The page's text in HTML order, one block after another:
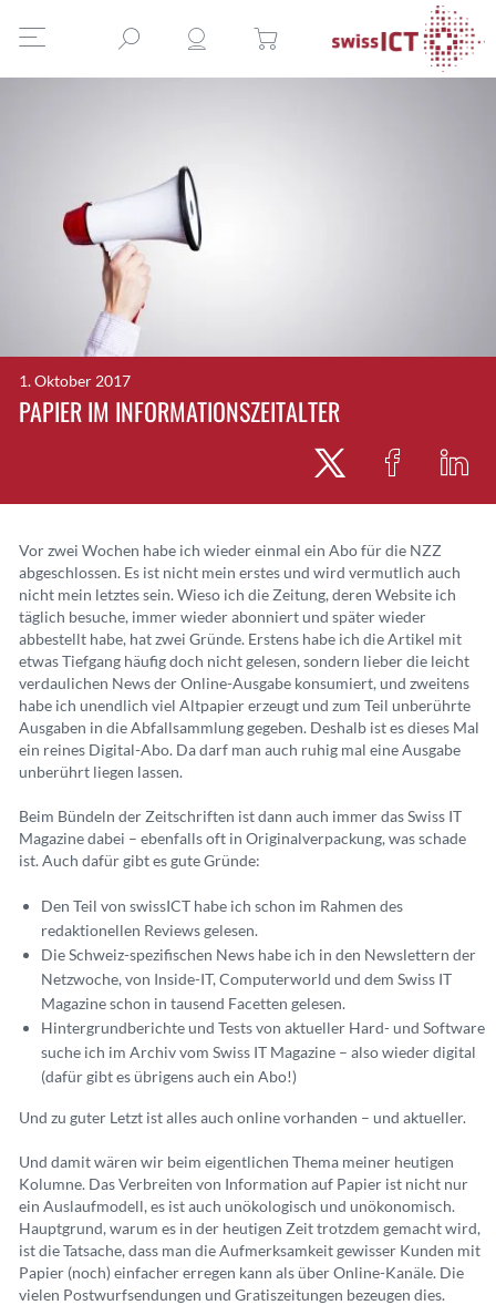
1. Oktober 2017
PAPIER IM INFORMATIONSZEITALTER
Vor zwei Wochen habe ich wieder einmal ein Abo für die NZZ
abgeschlossen. Es ist nicht mein erstes und wird vermutlich auch
nicht mein letztes sein. Wieso ich die Zeitung, deren Website ich
täglich besuche, immer wieder abonniert und später wieder
abbestellt habe, hat zwei Gründe. Erstens habe ich die Artikel mit
etwas Tiefgang häufig doch nicht gelesen, sondern lieber die leicht
verdaulichen News der Online-Ausgabe konsumiert, und zweitens
habe ich unendlich viel Altpapier erzeugt und zum Teil unberührte
Ausgaben in die Abfallsammlung gegeben. Deshalb ist es dieses Mal
ein reines Digital-Abo. Da darf man auch ruhig mal eine Ausgabe
unberührt liegen lassen.
Beim Bündeln der Zeitschriften ist dann auch immer das Swiss IT
Magazine dabei – ebenfalls oft in Originalverpackung, was schade
ist. Auch dafür gibt es gute Gründe:
Den Teil von swissICT habe ich schon im Rahmen des
redaktionellen Reviews gelesen.
Die Schweiz-spezifischen News habe ich in den Newslettern der
Netzwoche, von Inside-IT, Computerworld und dem Swiss IT
Magazine schon in tausend Facetten gelesen.
Hintergrundberichte und Tests von aktueller Hard- und Software
suche ich im Archiv vom Swiss IT Magazine – also wieder digital
(dafür gibt es übrigens auch ein Abo!)
Und zu guter Letzt ist alles auch online vorhanden – und aktueller.
Und damit wären wir beim eigentlichen Thema meiner heutigen
Kolumne. Das Verbreiten von Information auf Papier ist nicht nur
ein Auslaufmodell, es ist auch unökologisch und unökonomisch.
Hauptgrund, warum es in der heutigen Zeit trotzdem gemacht wird,
ist die Tatsache, dass man die Aufmerksamkeit gewisser Kunden mit
Papier (noch) einfacher erregen kann als über Online-Kanäle. Die
vielen Postwurfsendungen und Gratiszeitungen bezeugen dies.